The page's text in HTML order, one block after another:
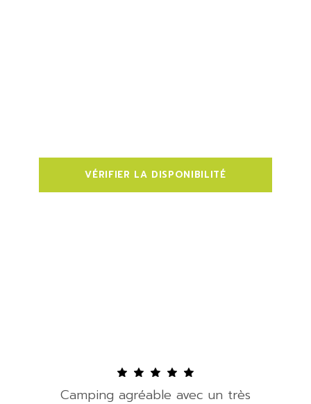
VÉRIFIER LA DISPONIBILITÉ
Camping agréable avec un très